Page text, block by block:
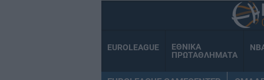
EUROLEAGUE
ΕΘΝΙΚΑ
ΠΡΩΤΑΘΛΗΜΑΤΑ